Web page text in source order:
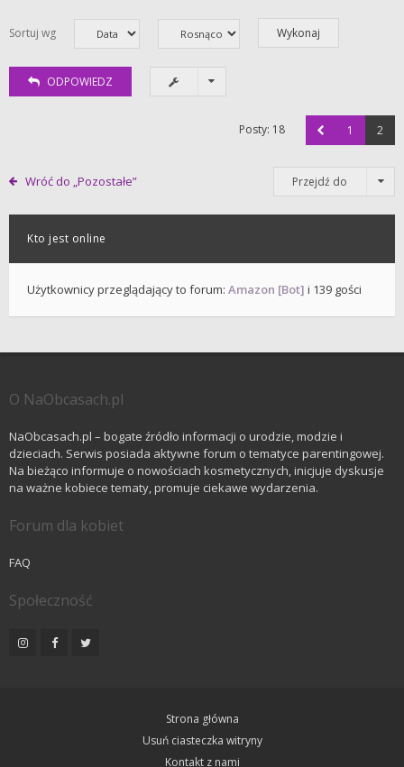
Sortuj wg
ODPOWIEDZ
Posty: 18 1 2
Wróć do „Pozostałe” Przejdź do
Kto jest online
Użytkownicy przeglądający to forum: Amazon [Bot] i 139 gości
O NaObcasach.pl
NaObcasach.pl – bogate źródło informacji o urodzie, modzie i
dzieciach. Serwis posiada aktywne forum o tematyce parentingowej.
Na bieżąco informuje o nowościach kosmetycznych, inicjuje dyskusje
na ważne kobiece tematy, promuje ciekawe wydarzenia.
Forum dla kobiet
FAQ
Społeczność
Strona główna
Usuń ciasteczka witryny
Kontakt z nami